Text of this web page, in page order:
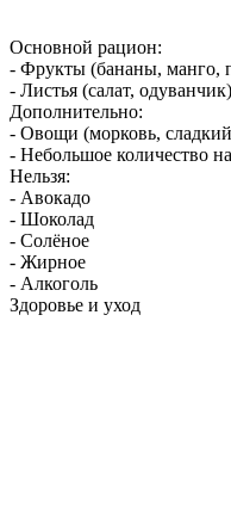
Основной рацион:
- Фрукты (бананы, манго,
- Листья (салат, одуванчик)
Дополнительно:
- Овощи (морковь,
- Небольшое количество
Нельзя:
- Авокадо
- Шоколад
- Солёное
- Жирное
- Алкоголь
Здоровье и уход